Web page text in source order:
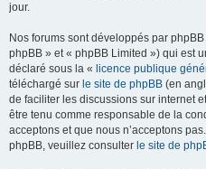
jour.
Nos forums sont développés par
phpBB » et « phpBB Limited ») qui est
déclaré sous la « licence publique
téléchargé sur le site de phpBB (en
de faciliter les discussions sur internet
être tenu comme responsable de la
acceptons et que nous n’acceptons
phpBB, veuillez consulter le site de